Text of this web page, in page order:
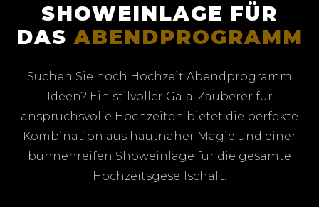
SHOWEINLAGE FÜR
DAS ABENDPROGRAMM
Suchen Sie noch Hochzeit Abendprogramm
Ideen? Ein stilvoller Gala-Zauberer für
anspruchsvolle Hochzeiten bietet die perfekte
Kombination aus hautnaher Magie und einer
bühnenreifen Showeinlage für die gesamte
Hochzeitsgesellschaft.